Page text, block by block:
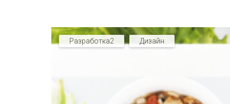
Разработка2 Дизайн